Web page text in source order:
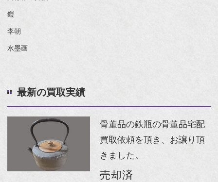
鎧
李朝
水墨画
最新の買取実績
骨董品の鉄瓶の骨董品宅配
買取依頼を頂き、お譲り頂
きました。
売却済